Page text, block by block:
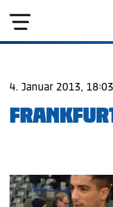
4. Januar 2013,